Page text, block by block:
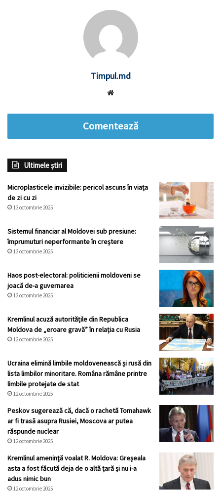
Timpul.md
Comentează
Ultimele știri
Microplasticele invizibile: pericol ascuns în viața
de zi cu zi
13 octombrie 2025
Sistemul financiar al Moldovei sub presiune:
împrumuturi neperformante în creștere
13 octombrie 2025
Haos post-electoral: politicienii moldoveni se
joacă de-a guvernarea
13 octombrie 2025
Kremlinul acuză autoritățile din Republica
Moldova de „eroare gravă” în relația cu Rusia
12 octombrie 2025
Ucraina elimină limbile moldovenească și rusă din
lista limbilor minoritare. Româna rămâne printre
limbile protejate de stat
12 octombrie 2025
Peskov sugerează că, dacă o rachetă Tomahawk
ar fi trasă asupra Rusiei, Moscova ar putea
răspunde nuclear
12 octombrie 2025
Kremlinul ameninţă voalat R. Moldova: Greșeala
asta a fost făcută deja de o altă țară și nu i-a
adus nimic bun
12 octombrie 2025